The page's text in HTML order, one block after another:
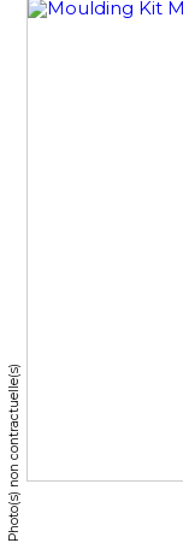
Photo(s) non contractuelle(s)